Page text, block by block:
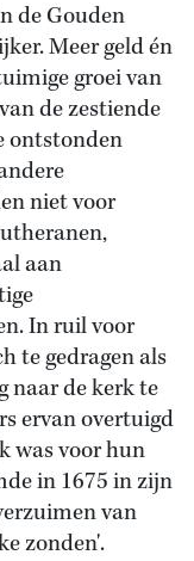
de Gouden
Meer geld én
groei van
de zestiende
ontstonden
niet voor
aan
In ruil voor
te gedragen als
naar de kerk te
ervan overtuigd
was voor hun
in 1675 in zijn
van
zonden'.